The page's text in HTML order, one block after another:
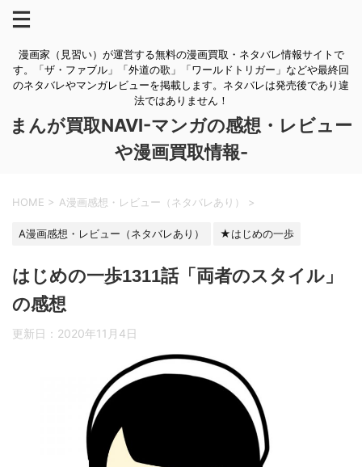
漫画家（見習い）が運営する無料の漫画買取・ネタバレ情報サイトで
す。「ザ・ファブル」「外道の歌」「ワールドトリガー」などや最終回
のネタバレやマンガレビューを掲載します。ネタバレは発売後であり違
法ではありません！
まんが買取NAVI-マンガの感想・レビュー
や漫画買取情報-
HOME > A漫画感想・レビュー（ネタバレあり） >
A漫画感想・レビュー（ネタバレあり） ★はじめの一歩
はじめの一歩1311話「両者のスタイル」
の感想
更新日： 2020年11月4日